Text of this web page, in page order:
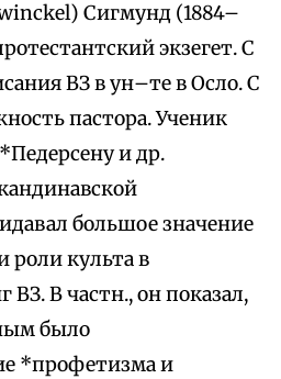
Сигмунд (1884–
экзегет. С
ВЗ в ун–те в Осло. С
пастора. Ученик
и др.
большое значение
роли культа в
В частн., он показал,
было
*профетизма и